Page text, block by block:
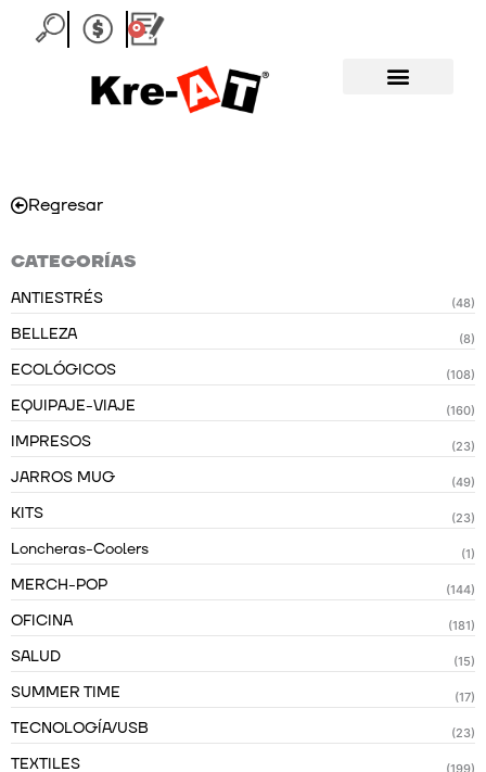
0
Carrito
Regresar
CATEGORÍAS
ANTIESTRÉS (48)
BELLEZA (8)
ECOLÓGICOS (108)
EQUIPAJE-VIAJE (160)
IMPRESOS (23)
JARROS MUG (49)
KITS (23)
Loncheras-Coolers (1)
MERCH-POP (144)
OFICINA (181)
SALUD (15)
SUMMER TIME (17)
TECNOLOGÍA/USB (23)
TEXTILES (199)